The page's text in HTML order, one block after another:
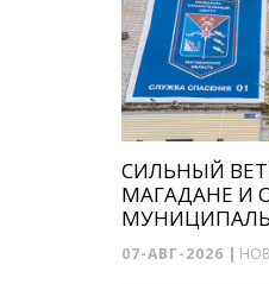
СИЛЬНЫЙ
МАГАДАНЕ И
07-АВГ-2026 |